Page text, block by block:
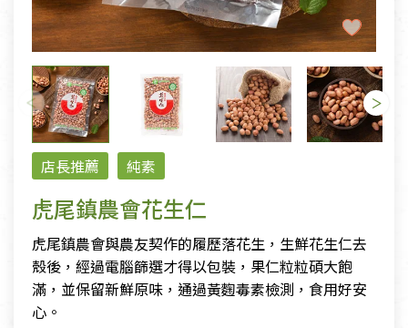
店長推薦 純素
虎尾鎮農會花生仁
虎尾鎮農會與農友契作的履歷落花生，生鮮花生仁去
殼後，經過電腦篩選才得以包裝，果仁粒粒碩大飽
滿，並保留新鮮原味，通過黃麴毒素檢測，食用好安
心。